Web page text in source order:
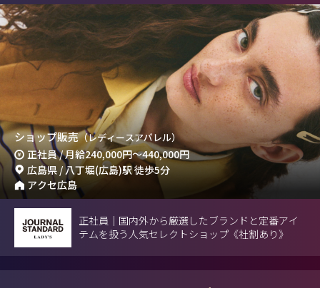
ショップ販売（レディースアパレル）
正社員 / 月給240,000円～440,000円
広島県 / 八丁堀(広島)駅 徒歩5分
アクセ広島
正社員｜国内外から厳選したブランドと定番アイ
テムを扱う人気セレクトショップ《社割あり》